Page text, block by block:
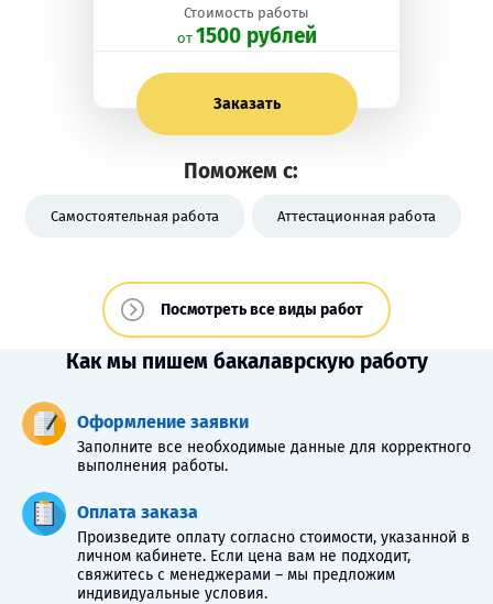
Стоимость работы
oт 1500 рублей
Заказать
Поможем с:
Самостоятельная работа Аттестационная работа
Посмотреть все виды работ
Как мы пишем бакалаврскую работу
Оформление заявки
Заполните все необходимые данные для корректного
выполнения работы.
Оплата заказа
Произведите оплату согласно стоимости, указанной в
личном кабинете. Если цена вам не подходит,
свяжитесь с менеджерами – мы предложим
индивидуальные условия.